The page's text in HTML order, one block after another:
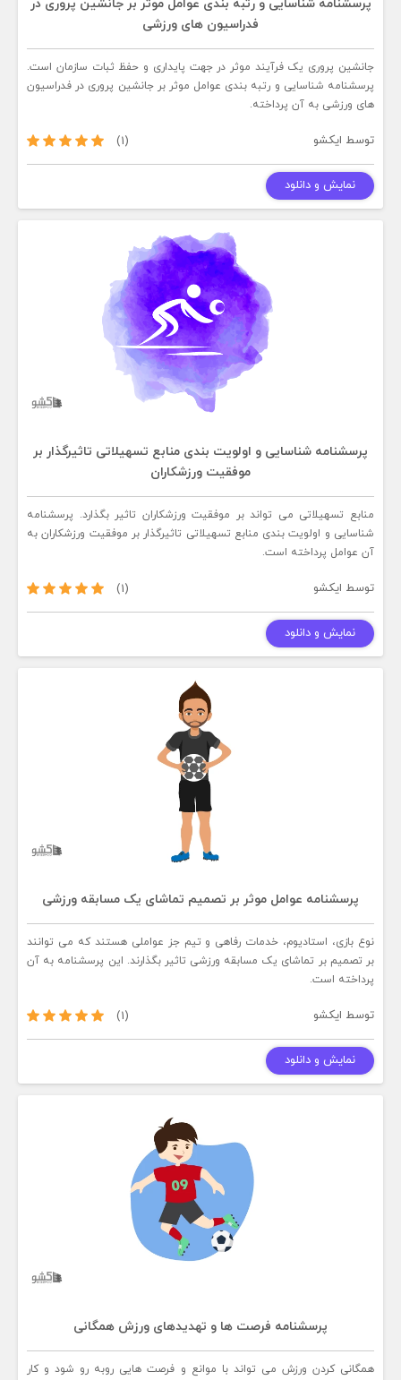
پرسشنامه شناسایی و رتبه بندی عوامل موثر بر جانشین پروری در
فدراسیون های ورزشی
جانشین پروری یک فرآیند موثر در جهت پایداری و حفظ ثبات سازمان است.
پرسشنامه شناسایی و رتبه بندی عوامل موثر بر جانشین پروری در فدراسیون
های ورزشی به آن پرداخته.
توسط ایکشو (1)
نمایش و دانلود
پرسشنامه شناسایی و اولویت بندی منابع تسهیلاتی تاثیرگذار بر
موفقیت ورزشکاران
منابع تسهیلاتی می تواند بر موفقیت ورزشکاران تاثیر بگذارد. پرسشنامه
شناسایی و اولویت بندی منابع تسهیلاتی تاثیرگذار بر موفقیت ورزشکاران به
آن عوامل پرداخته است.
توسط ایکشو (1)
نمایش و دانلود
پرسشنامه عوامل موثر بر تصمیم تماشای یک مسابقه ورزشی
نوع بازی، استادیوم، خدمات رفاهی و تیم جز عواملی هستند که می توانند
بر تصمیم بر تماشای یک مسابقه ورزشی تاثیر بگذارند. این پرسشنامه به آن
پرداخته است.
توسط ایکشو (1)
نمایش و دانلود
پرسشنامه فرصت ها و تهدیدهای ورزش همگانی
همگانی کردن ورزش می تواند با موانع و فرصت هایی روبه رو شود و کار